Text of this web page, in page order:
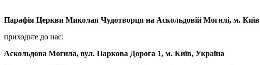
Парафія Церкви Миколая Чудотворця на Аскольдовій Могилі, м. Київ
приходьте до нас:
Аскольдова Могила, вул. Паркова Дорога 1, м. Київ, Україна